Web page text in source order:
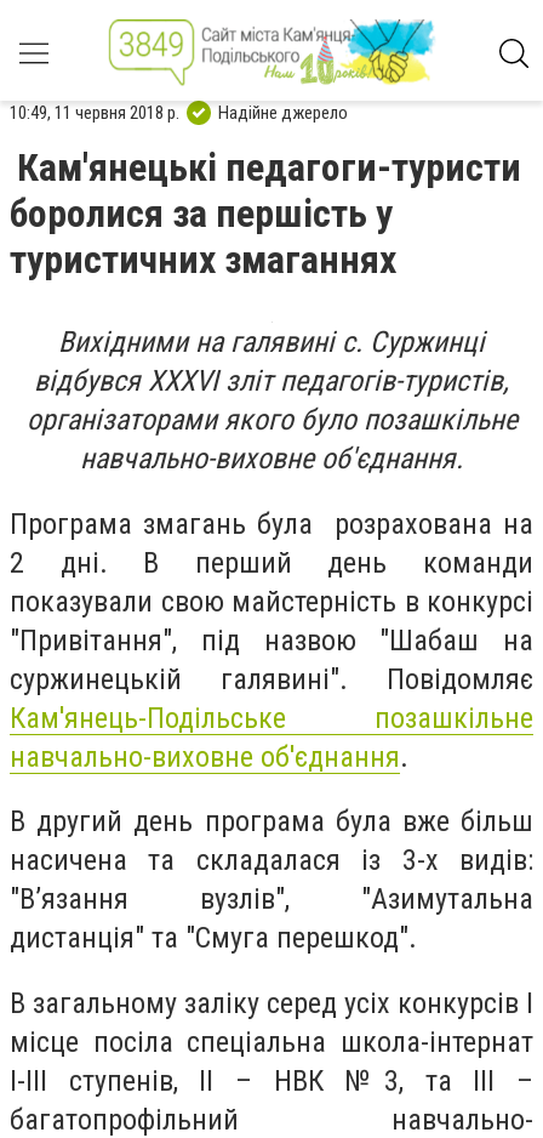
10:49, 11 червня 2018 р. Надійне джерело
Кам'янецькі педагоги-туристи
боролися за першість у
туристичних змаганнях
Вихідними на галявині с. Суржинці
відбувся XXXVI зліт педагогів-туристів,
організаторами якого було позашкільне
навчально-виховне об'єднання.
Програма змагань була розрахована на
2 дні. В перший день команди
показували свою майстерність в конкурсі
"Привітання", під назвою "Шабаш на
суржинецькій галявині". Повідомляє
Кам'янець-Подільське позашкільне
навчально-виховне об'єднання.
В другий день програма була вже більш
насичена та складалася із 3-х видів:
"В’язання вузлів", "Азимутальна
дистанція" та "Смуга перешкод".
В загальному заліку серед усіх конкурсів І
місце посіла спеціальна школа-інтернат
І-ІІІ ступенів, ІІ – НВК №3, та ІІІ –
багатопрофільний навчально-